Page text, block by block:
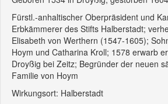
Fürstl.-anhaltischer Oberpräsident und
Erbkämmerer des Stifts Halberstadt;
Elisabeth von Werthern (1547-1605);
Hoym und Catharina Kroll; 1578 erwarb
Droyßig bei Zeitz; Begründer der neuen
Familie von Hoym
Wirkungsort: Halberstadt